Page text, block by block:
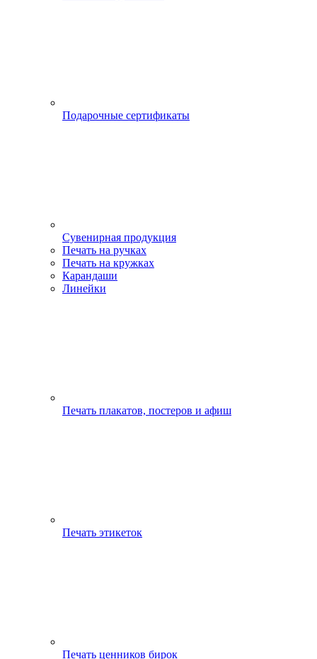
Подарочные сертификаты
Сувенирная продукция
Печать на ручках
Печать на кружках
Карандаши
Линейки
Печать плакатов, постеров и афиш
Печать этикеток
Печать ценников бирок